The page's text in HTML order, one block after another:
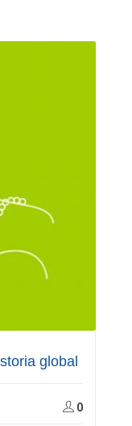
global
0